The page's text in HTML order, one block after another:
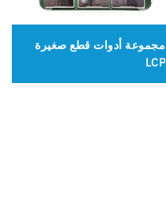
مجموعة أدوات قطع صغيرة
LCP